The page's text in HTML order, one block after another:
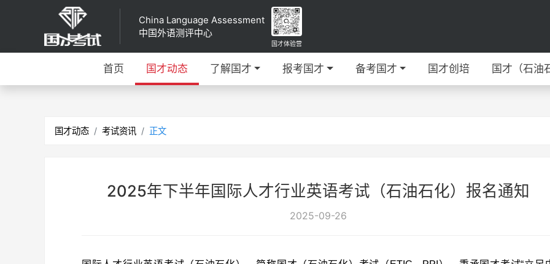
China Language Assessment
中国外语测评中心
国才体验营
首页 国才动态 了解国才 报考国才 备考国才 国才创培 国才（石油
国才动态 考试资讯 正文
2025年下半年国际人才行业英语考试（石油石化）报名通知
2025-09-26